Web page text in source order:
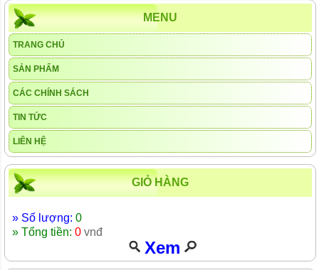
MENU
TRANG CHỦ
SẢN PHẨM
CÁC CHÍNH SÁCH
TIN TỨC
LIÊN HỆ
GIỎ HÀNG
» Số lượng: 0
» Tổng tiền: 0 vnđ
Xem